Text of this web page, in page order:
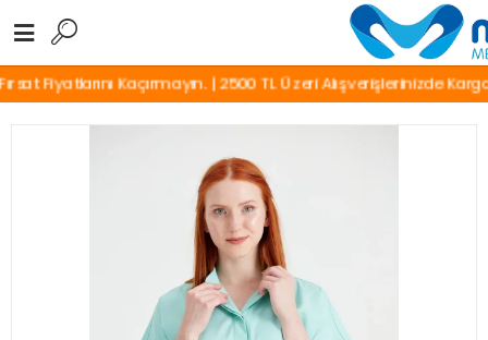
Fiyatlarını Kaçırmayın. | 2500 TL Üzeri Alışverişlerinizde Kargo